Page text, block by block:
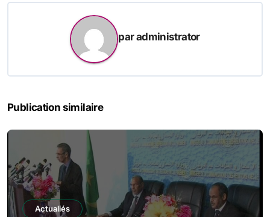
paradministrator
Publication similaire
Actualiés